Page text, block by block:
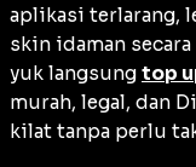
aplikasi terlarang,
skin idaman
yuk langsung top
murah, legal, dan
kilat tanpa perlu